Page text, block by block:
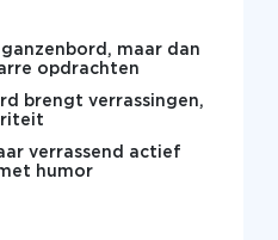
maar dan
opdrachten
brengt verrassingen,
verrassend actief
humor